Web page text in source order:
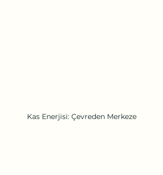
Kas Enerjisi: Çevreden Merkeze